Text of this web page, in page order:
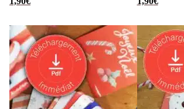
affiche message
billets à offrir – a
imprimer